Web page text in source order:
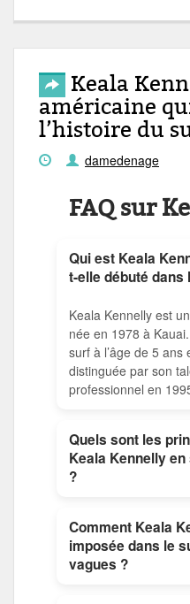
Keala
américaine
l’histoire du
damedenage
FAQ sur
Qui est Keala
t-elle débuté dans
Keala Kennelly est
née en 1978 à
surf à l’âge de 5 ans
distinguée par son
professionnel en
Quels sont les
Keala Kennelly
?
Comment Keala
imposée dans le
vagues ?